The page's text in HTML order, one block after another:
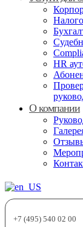
HR
О компании
+7 (495) 540 02 00